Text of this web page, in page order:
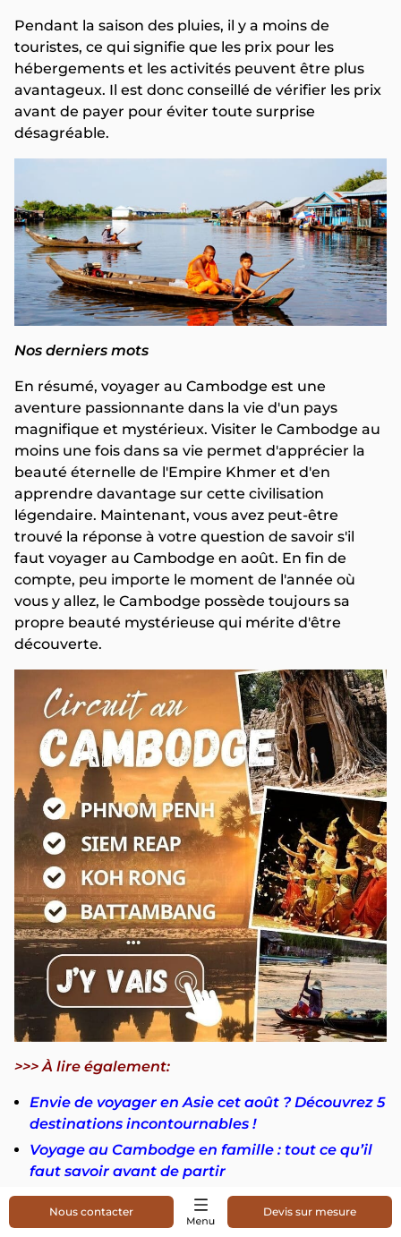
Pendant la saison des pluies, il y a moins de
touristes, ce qui signifie que les prix pour les
hébergements et les activités peuvent être plus
avantageux. Il est donc conseillé de vérifier les prix
avant de payer pour éviter toute surprise
désagréable.
Nos derniers mots
En résumé, voyager au Cambodge est une
aventure passionnante dans la vie d'un pays
magnifique et mystérieux. Visiter le Cambodge au
moins une fois dans sa vie permet d'apprécier la
beauté éternelle de l'Empire Khmer et d'en
apprendre davantage sur cette civilisation
légendaire. Maintenant, vous avez peut-être
trouvé la réponse à votre question de savoir s'il
faut voyager au Cambodge en août. En fin de
compte, peu importe le moment de l'année où
vous y allez, le Cambodge possède toujours sa
propre beauté mystérieuse qui mérite d'être
découverte.
>>> À lire également:
Envie de voyager en Asie cet août ? Découvrez 5
destinations incontournables !
Voyage au Cambodge en famille : tout ce qu’il
faut savoir avant de partir
Les 10 temples de Siem Reap à ne pas rater
Découverte de la ville de Kampong Cham au fil
Nous contacter Devis sur mesure